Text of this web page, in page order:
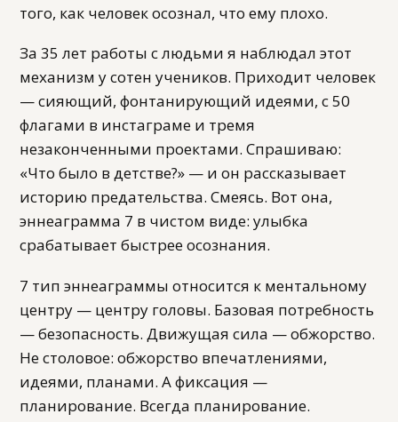
того, как человек осознал, что ему плохо.
За 35 лет работы с людьми я наблюдал этот
механизм у сотен учеников. Приходит человек
— сияющий, фонтанирующий идеями, с 50
флагами в инстаграме и тремя
незаконченными проектами. Спрашиваю:
«Что было в детстве?» — и он рассказывает
историю предательства. Смеясь. Вот она,
эннеаграмма 7 в чистом виде: улыбка
срабатывает быстрее осознания.
7 тип эннеаграммы относится к ментальному
центру — центру головы. Базовая потребность
— безопасность. Движущая сила — обжорство.
Не столовое: обжорство впечатлениями,
идеями, планами. А фиксация —
планирование. Всегда планирование.